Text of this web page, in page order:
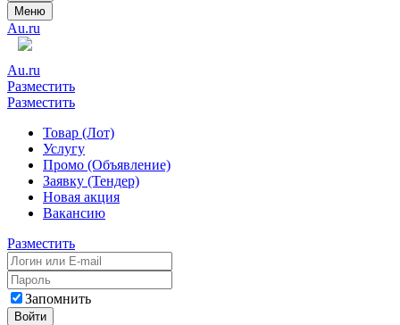
Меню
Au.ru
Au.ru
Разместить
Разместить
Товар (Лот)
Услугу
Промо (Объявление)
Заявку (Тендер)
Новая акция
Вакансию
Разместить
Запомнить
Войти